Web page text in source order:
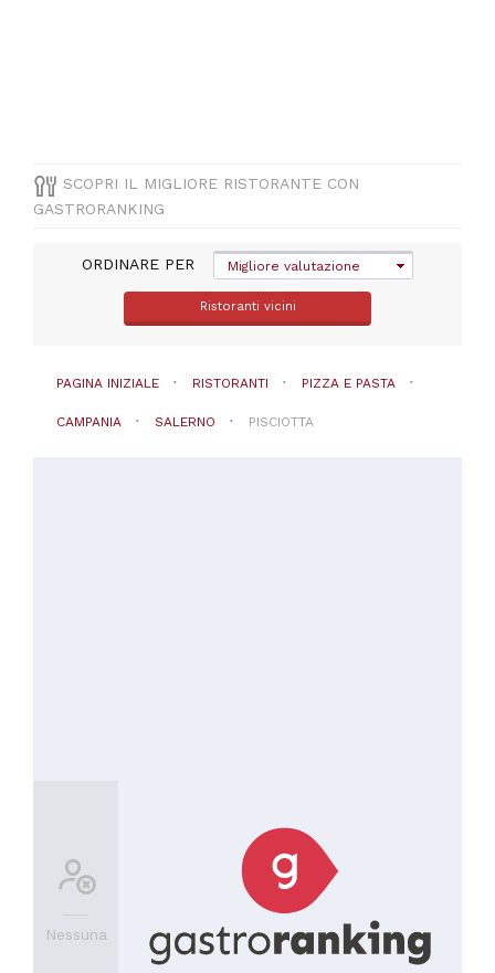
SCOPRI IL MIGLIORE RISTORANTE CON
GASTRORANKING
ORDINARE PER Migliore valutazione
Ristoranti vicini
PAGINA INIZIALE RISTORANTI PIZZA E PASTA
CAMPANIA SALERNO PISCIOTTA
Nessuna